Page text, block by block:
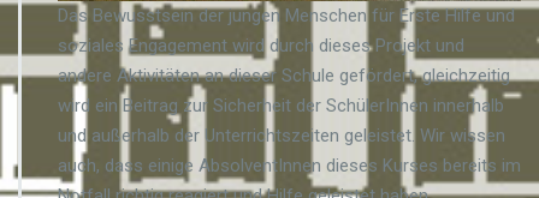
Das Bewusstsein der jungen Menschen für Erste Hilfe und
soziales Engagement wird durch dieses Projekt und
andere Aktivitäten an dieser Schule gefördert, gleichzeitig
wird ein Beitrag zur Sicherheit der SchülerInnen innerhalb
und außerhalb der Unterrichtszeiten geleistet. Wir wissen
auch, dass einige AbsolventInnen dieses Kurses bereits im